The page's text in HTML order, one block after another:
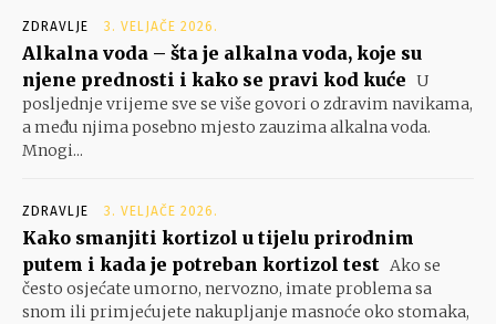
ZDRAVLJE 3. VELJAČE 2026.
Alkalna voda – šta je alkalna voda, koje su
njene prednosti i kako se pravi kod kuće U
posljednje vrijeme sve se više govori o zdravim navikama,
a među njima posebno mjesto zauzima alkalna voda.
Mnogi...
ZDRAVLJE 3. VELJAČE 2026.
Kako smanjiti kortizol u tijelu prirodnim
putem i kada je potreban kortizol test Ako se
često osjećate umorno, nervozno, imate problema sa
snom ili primjećujete nakupljanje masnoće oko stomaka,